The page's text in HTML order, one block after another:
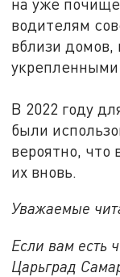
водителям
вблизи домов,
В 2022 году
были
вероятно, что
их вновь.
Уважаемые
Если вам есть
Царьград